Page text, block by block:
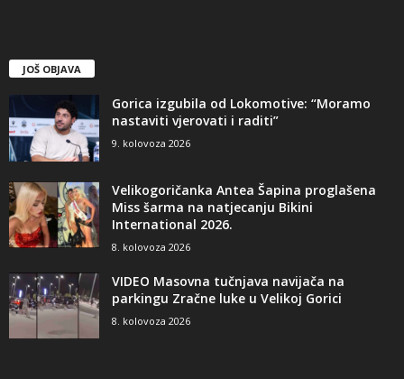
JOŠ OBJAVA
Gorica izgubila od Lokomotive: “Moramo
nastaviti vjerovati i raditi”
9. kolovoza 2026
Velikogoričanka Antea Šapina proglašena
Miss šarma na natjecanju Bikini
International 2026.
8. kolovoza 2026
VIDEO Masovna tučnjava navijača na
parkingu Zračne luke u Velikoj Gorici
8. kolovoza 2026